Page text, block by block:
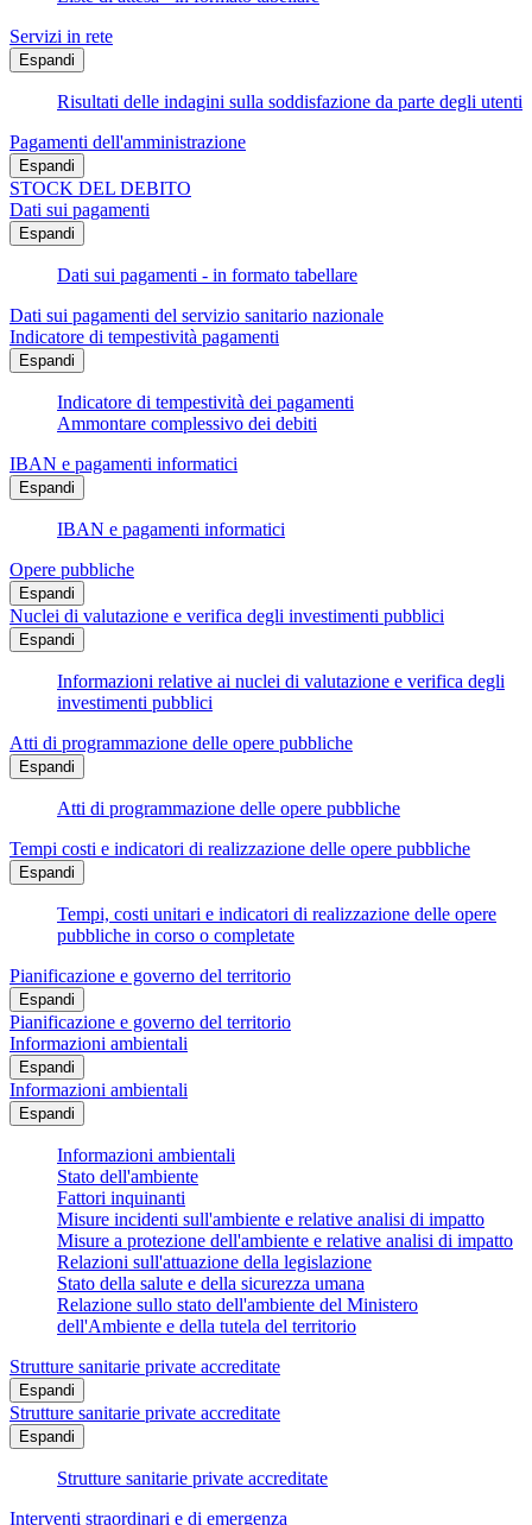
Servizi in rete
Espandi
Risultati delle indagini sulla soddisfazione da parte degli utenti
Pagamenti dell'amministrazione
Espandi
STOCK DEL DEBITO
Dati sui pagamenti
Espandi
Dati sui pagamenti - in formato tabellare
Dati sui pagamenti del servizio sanitario nazionale
Indicatore di tempestività pagamenti
Espandi
Indicatore di tempestività dei pagamenti
Ammontare complessivo dei debiti
IBAN e pagamenti informatici
Espandi
IBAN e pagamenti informatici
Opere pubbliche
Espandi
Nuclei di valutazione e verifica degli investimenti pubblici
Espandi
Informazioni relative ai nuclei di valutazione e verifica degli
investimenti pubblici
Atti di programmazione delle opere pubbliche
Espandi
Atti di programmazione delle opere pubbliche
Tempi costi e indicatori di realizzazione delle opere pubbliche
Espandi
Tempi, costi unitari e indicatori di realizzazione delle opere
pubbliche in corso o completate
Pianificazione e governo del territorio
Espandi
Pianificazione e governo del territorio
Informazioni ambientali
Espandi
Informazioni ambientali
Espandi
Informazioni ambientali
Stato dell'ambiente
Fattori inquinanti
Misure incidenti sull'ambiente e relative analisi di impatto
Misure a protezione dell'ambiente e relative analisi di impatto
Relazioni sull'attuazione della legislazione
Stato della salute e della sicurezza umana
Relazione sullo stato dell'ambiente del Ministero
dell'Ambiente e della tutela del territorio
Strutture sanitarie private accreditate
Espandi
Strutture sanitarie private accreditate
Espandi
Strutture sanitarie private accreditate
Interventi straordinari e di emergenza